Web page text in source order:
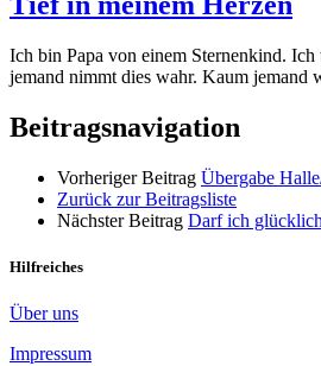
Ich bin Papa von einem Sternenkind.
jemand nimmt dies wahr. Kaum
Beitragsnavigation
Vorheriger Beitrag Übergabe
Zurück zur Beitragsliste
Nächster Beitrag Darf ich
Hilfreiches
Über uns
Impressum